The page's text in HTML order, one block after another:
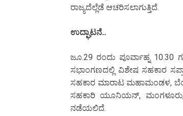
ರಾಜ್ಯದೆಲ್ಲೆಡೆ ಆಚರಿಸಲಾಗುತ್ತಿದೆ.
ಉದ್ಘಾಟನೆ..
ಜೂ.29 ರಂದು ಪೂರ್ವಾಹ್ನ 10.30
ಸಭಾಂಗಣದಲ್ಲಿ ವಿಶೇಷ ಸಹಕಾರ
ಸಹಕಾರ ಮಾರಾಟ ಮಹಾಮಂಡಳ,
ಸಹಕಾರಿ ಯೂನಿಯನ್, ಮಂಗಳೂರು,
ನಡೆಯಲಿದೆ.